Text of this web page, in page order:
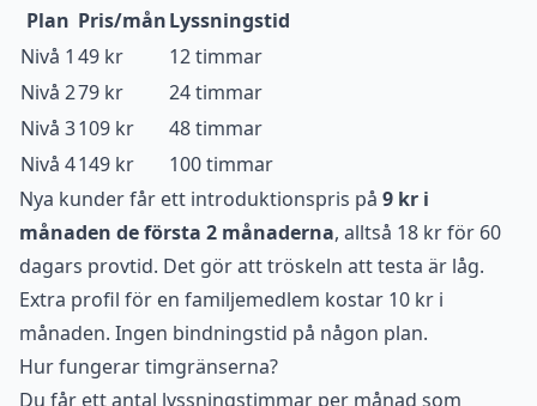
Plan Pris/månLyssningstid
Nivå 1 49 kr
12 timmar
Nivå 279 kr
24 timmar
Nivå 3109 kr
48 timmar
Nivå 4149 kr
100 timmar
Nya kunder får ett introduktionspris på 9 kr i
månaden de första 2 månaderna, alltså 18 kr för 60
dagars provtid. Det gör att tröskeln att testa är låg.
Extra profil för en familjemedlem kostar 10 kr i
månaden. Ingen bindningstid på någon plan.
Hur fungerar timgränserna?
Du får ett antal lyssningstimmar per månad som